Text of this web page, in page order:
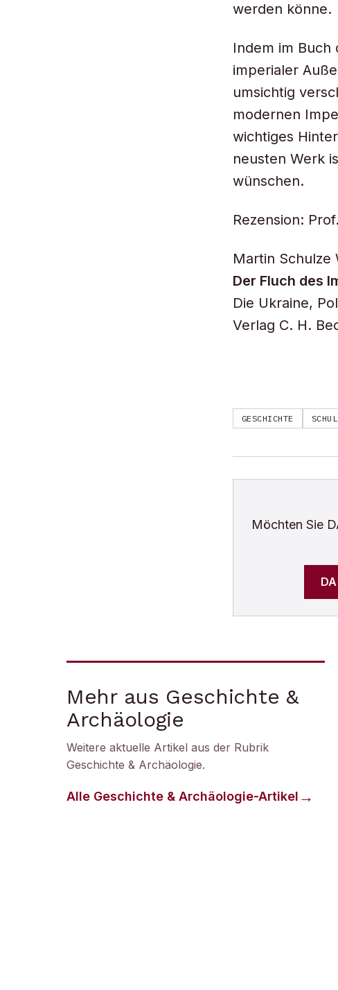
werden könne.
Indem im Buch
imperialer
umsichtig
modernen
wichtiges
neusten Werk
wünschen.
Rezension:
Martin Schulze
Der Fluch des
Die Ukraine,
Verlag C. H.
GESCHICHTE
Möchten Sie
Mehr aus Geschichte &
Archäologie
Weitere aktuelle Artikel aus der Rubrik
Geschichte & Archäologie.
Alle Geschichte & Archäologie-Artikel